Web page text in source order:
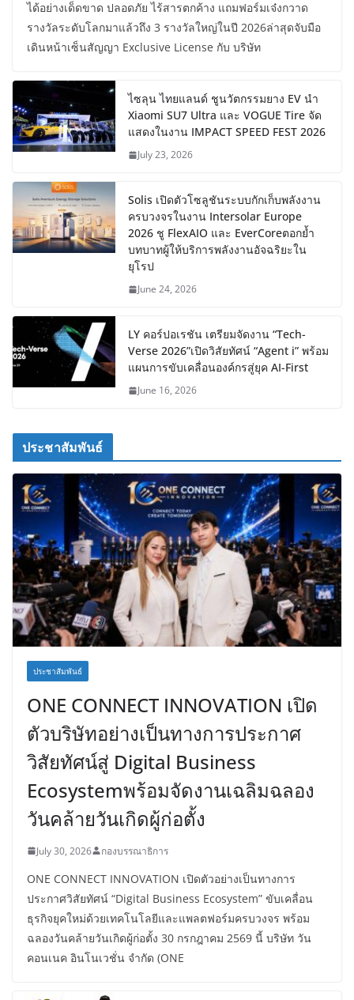
ได้อย่างเด็ดขาด ปลอดภัย ไร้สารตกค้าง แถมฟอร์มเจ๋งกวาด
รางวัลระดับโลกมาแล้วถึง 3 รางวัลใหญ่ในปี 2026ล่าสุดจับมือ
เดินหน้าเซ็นสัญญา Exclusive License กับ บริษัท
ไซลุน ไทยแลนด์ ชูนวัตกรรมยาง EV นำ
Xiaomi SU7 Ultra และ VOGUE Tire จัด
แสดงในงาน IMPACT SPEED FEST 2026
July 23, 2026
Solis เปิดตัวโซลูชันระบบกักเก็บพลังงาน
ครบวงจรในงาน Intersolar Europe
2026 ชู FlexAIO และ EverCoreตอกย้ำ
บทบาทผู้ให้บริการพลังงานอัจฉริยะใน
ยุโรป
June 24, 2026
LY คอร์ปอเรชัน เตรียมจัดงาน “Tech-
Verse 2026”เปิดวิสัยทัศน์ “Agent i” พร้อม
แผนการขับเคลื่อนองค์กรสู่ยุค AI-First
June 16, 2026
ประชาสัมพันธ์
ประชาสัมพันธ์
ONE CONNECT INNOVATION เปิด
ตัวบริษัทอย่างเป็นทางการประกาศ
วิสัยทัศน์สู่ Digital Business
Ecosystemพร้อมจัดงานเฉลิมฉลอง
วันคล้ายวันเกิดผู้ก่อตั้ง
July 30, 2026 กองบรรณาธิการ
ONE CONNECT INNOVATION เปิดตัวอย่างเป็นทางการ
ประกาศวิสัยทัศน์ “Digital Business Ecosystem” ขับเคลื่อน
ธุรกิจยุคใหม่ด้วยเทคโนโลยีและแพลตฟอร์มครบวงจร พร้อม
ฉลองวันคล้ายวันเกิดผู้ก่อตั้ง 30 กรกฎาคม​ 2569​ นี้ บริษัท วัน
คอนเนค อินโนเวชั่น จำกัด (ONE